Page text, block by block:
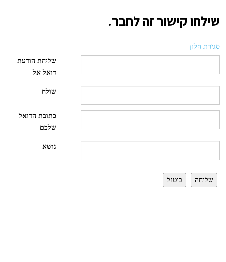
שילחו קישור זה לחבר.
סגירת חלון
שליחת הודעת
דואל אל
שולח
כתובת הדואל
שלכם
נושא
שליחה ביטול